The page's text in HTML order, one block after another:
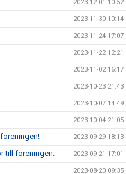
2023-12-01 10:52
2023-11-30 10:14
2023-11-24 17:07
2023-11-22 12:21
2023-11-02 16:17
2023-10-23 21:43
2023-10-07 14:49
2023-10-04 21:05
2023-09-29 18:13
till föreningen. 2023-09-21 17:01
2023-08-20 09:35